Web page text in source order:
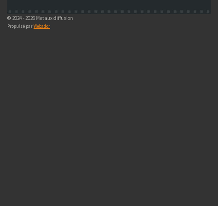
© 2024 - 2026 Metaux diffusion
Propulsé parWebador